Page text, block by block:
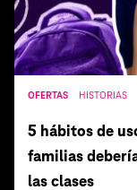
OFERTAS HISTORIAS
5 hábitos de
familias
las clases